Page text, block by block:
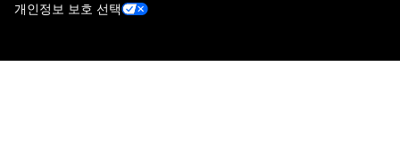
개인정보 보호 선택